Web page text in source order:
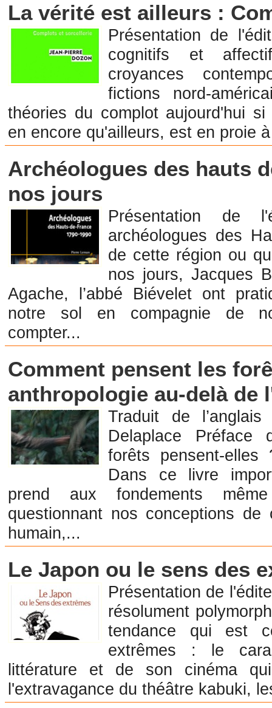
La vérité est ailleurs :
Présentation de
cognitifs et
croyances
fictions nord-
théories du complot aujourd'hui
en encore qu'ailleurs, est en proie
Archéologues des hauts
nos jours
Présentation de
archéologues des
de cette région ou
nos jours, Jacques
Agache, l’abbé Biévelet ont
notre sol en compagnie de
compter...
Comment pensent les
anthropologie au-delà de
Traduit de
Delaplace Préface
forêts pensent-
Dans ce livre
prend aux fondements
questionnant nos conceptions de
humain,...
Le Japon ou le sens des
Présentation de
résolument
tendance qui est
extrêmes : le
littérature et de son cinéma
l'extravagance du théâtre kabuki,